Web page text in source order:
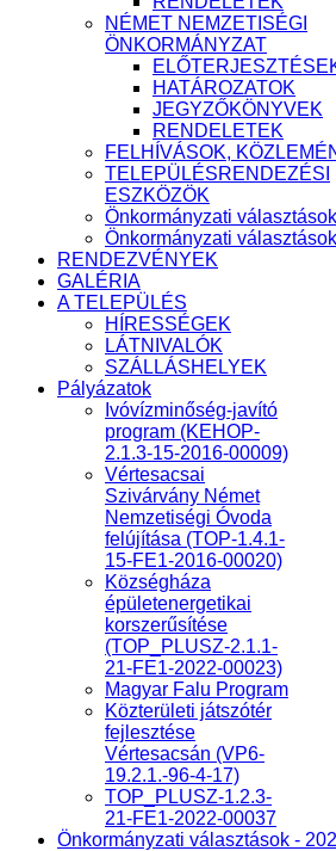
NÉMET NEMZETISÉGI
ÖNKORMÁNYZAT
HATÁROZATOK
JEGYZŐKÖNYVEK
RENDELETEK
FELHÍVÁSOK,
TELEPÜLÉSRENDEZÉSI
ESZKÖZÖK
Önkormányzati
Önkormányzati
RENDEZVÉNYEK
GALÉRIA
A TELEPÜLÉS
HÍRESSÉGEK
LÁTNIVALÓK
SZÁLLÁSHELYEK
Pályázatok
Ivóvízminőség-javító
program (KEHOP-
2.1.3-15-2016-00009)
Vértesacsai
Szivárvány Német
Nemzetiségi Óvoda
felújítása (TOP-1.4.1-
15-FE1-2016-00020)
Községháza
épületenergetikai
korszerűsítése
(TOP_PLUSZ-2.1.1-
21-FE1-2022-00023)
Magyar Falu Program
Közterületi játszótér
fejlesztése
Vértesacsán (VP6-
19.2.1.-96-4-17)
TOP_PLUSZ-1.2.3-
21-FE1-2022-00037
Önkormányzati választások -